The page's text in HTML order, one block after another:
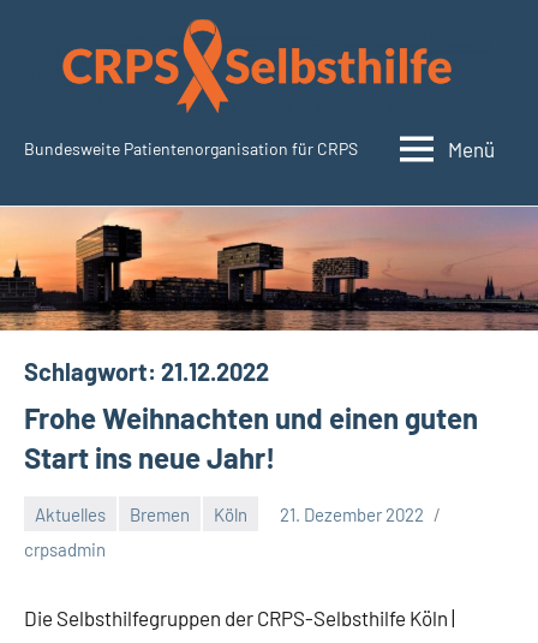
springen
CRPSSelbsthilfe.org
Bundesweite Patientenorganisation für CRPS Menü
Schlagwort: 21.12.2022
Frohe Weihnachten und einen guten
Start ins neue Jahr!
Aktuelles Bremen Köln
21. Dezember 2022
crpsadmin
Die Selbsthilfegruppen der CRPS-Selbsthilfe Köln |